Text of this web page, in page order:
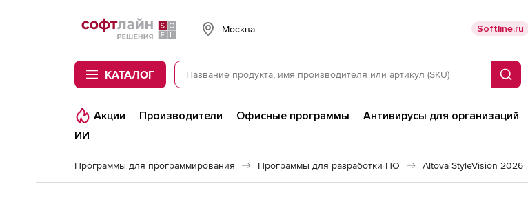
Softline
Москва Softline.ru
КАТАЛОГ Поиск
Акции Производители Офисные программы Антивирусы для организаций
ИИ
Программы для программирования Программы для разработки ПО Altova StyleVision 2026